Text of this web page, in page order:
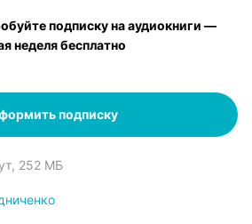
подписку на аудиокниги —
неделя бесплатно
подписку
, 252 МБ